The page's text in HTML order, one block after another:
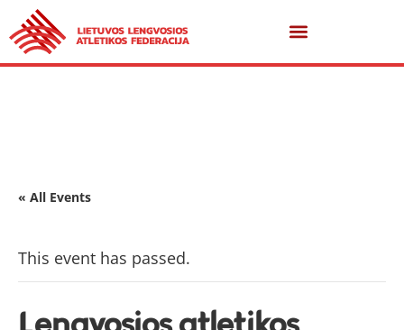
« All Events
This event has passed.